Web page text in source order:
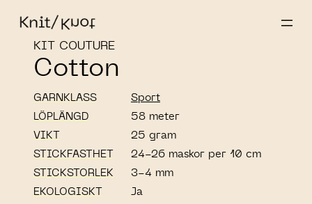
KIT COUTURE
Cotton
GARNKLASS
Sport
LÖPLÄNGD
58 meter
VIKT
25 gram
STICKFASTHET
24-26 maskor per 10 cm
STICKSTORLEK
3-4 mm
EKOLOGISKT
Ja